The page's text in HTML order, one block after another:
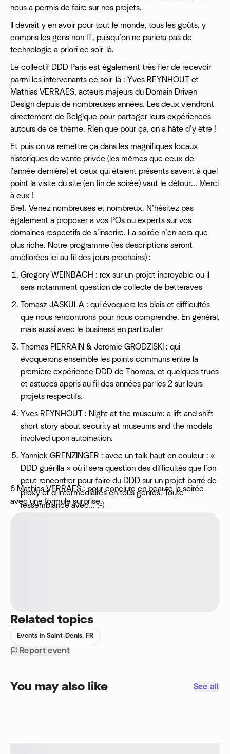
nous a permis de faire sur nos projets.
Il devrait y en avoir pour tout le monde, tous les goûts, y
compris les gens non IT, puisqu’on ne parlera pas de
technologie a priori ce soir-là.
Le collectif DDD Paris est également très fier de recevoir
parmi les intervenants ce soir-là : Yves REYNHOUT et
Mathias VERRAES, acteurs majeurs du Domain Driven
Design depuis de nombreuses années. Les deux viendront
directement de Belgique pour partager leurs expériences
autours de ce thème. Rien que pour ça, on a hâte d’y être !
Et puis on va remettre ça dans les magnifiques locaux
historiques de vente privée (les mêmes que ceux de
l’année dernière) et ceux qui étaient présents savent à quel
point la visite du site (en fin de soirée) vaut le détour... Merci
à eux !
Bref. Venez nombreuses et nombreux. N’hésitez pas
également a proposer a vos POs ou experts sur vos
domaines respectifs de s’inscrire. La soirée n’en sera que
plus riche. Notre programme (les descriptions seront
améliorées ici au fil des jours prochains) :
Gregory WEINBACH : rex sur un projet incroyable ou il
sera notamment question de collecte de betteraves
Tomasz JASKULA : qui évoquera les biais et difficultés
que nous rencontrons pour nous comprendre. En général,
mais aussi avec le business en particulier
Thomas PIERRAIN & Jeremie GRODZISKI : qui
évoquerons ensemble les points communs entre la
première expérience DDD de Thomas, et quelques trucs
et astuces appris au fil des années par les 2 sur leurs
projets respectifs.
Yves REYNHOUT : Night at the museum: a lift and shift
short story about security at museums and the models
involved upon automation.
Yannick GRENZINGER : avec un talk haut en couleur : «
DDD guérilla » où il sera question des difficultés que l’on
peut rencontrer pour faire du DDD sur un projet barré de
proxy et d’intermédiaires en tous genres. Toute
ressemblance avec... ;-)
6 Mathias VERRAES : pour conclure en beauté la soirée
avec une formule surprise.
Related topics
Events in Saint-Denis, FR
Report event
You may also like See all